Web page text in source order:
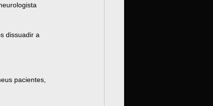
dissuadir a
pacientes,